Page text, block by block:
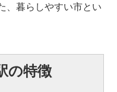
、暮らしやすい市とい
の特徴